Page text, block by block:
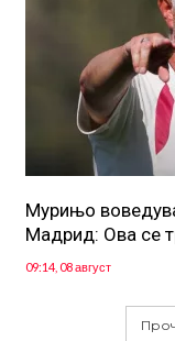
Мурињо
Мадрид: Ова се
09:14, 08 август